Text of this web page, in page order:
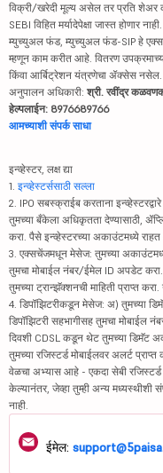
विक्री/खरेदी मूल्य असेल तर प्रति
SEBI विहित मर्यादेपेक्षा जास्त होणार नाही.
म्युच्युअल फंड, म्युच्युअल फंड-SIP हे
म्हणून काम करीत आहे. वितरण
किंवा आर्बिट्रेशन यंत्रणेचा ॲक्सेस नसेल.
अनुपालन अधिकारी: श्री. रवींद्र
हेल्पलाईन: 8976689766
आमच्याशी संपर्क साधा
इन्व्हेस्टर, लक्ष द्या
1. इन्व्हेस्टर्ससाठी सल्ला
2. IPO सबस्क्राईब करताना
तुमच्या बँकेला अधिकृतता देण्यासाठी,
करा. पैसे इन्व्हेस्टरच्या अकाउंटमध्ये राहत
3. एक्सचेंजमधून मेसेज: तुमच्या
तुमचा मोबाईल नंबर/ईमेल ID अपडेट
तुमच्या ट्रान्झॅक्शनची माहिती प्राप्त
4. डिपॉझिटरीकडून मेसेज: अ) तुमच्या
डिपॉझिटरी सहभागीसह तुमचा मोबाईल
दिवशी CDSL कडून थेट तुमच्या डिमॅट
तुमच्या रजिस्टर्ड मोबाईलवर अलर्ट
वेळचा अभ्यास आहे - एकदा सेबी
केल्यानंतर, जेव्हा तुम्ही अन्य मध्यस्थीशी
नाही.
ईमेल: